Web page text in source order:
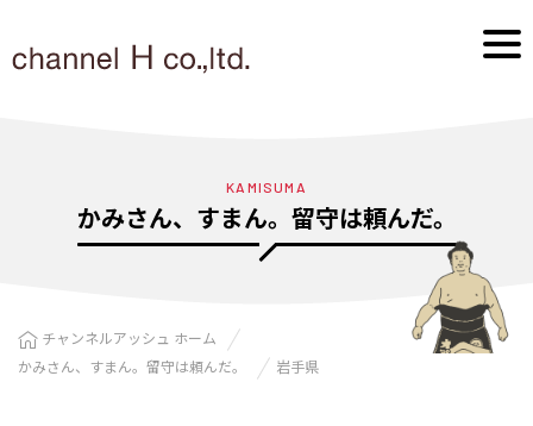
KAMISUMA
かみさん、すまん。留守は頼んだ。
チャンネルアッシュ ホーム
かみさん、すまん。留守は頼んだ。
岩手県